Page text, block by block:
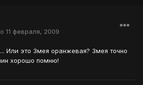
11 февраля, 2009
Или это Змея оранжевая? Змея точно
хорошо помню!